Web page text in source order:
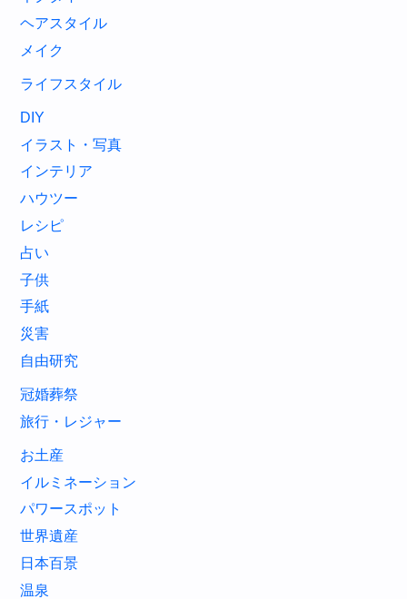
ヘアスタイル
メイク
ライフスタイル
DIY
イラスト・写真
インテリア
ハウツー
レシピ
占い
子供
手紙
災害
自由研究
冠婚葬祭
旅行・レジャー
お土産
イルミネーション
パワースポット
世界遺産
日本百景
温泉